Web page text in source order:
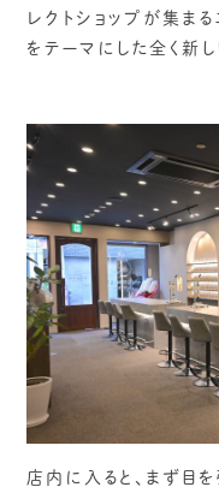
レクトショップが集ま
をテーマにした全く新
店内に入ると、まず目